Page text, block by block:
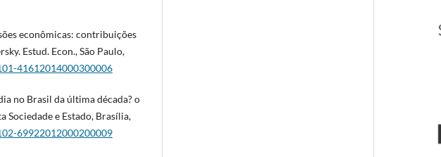
econômicas: contribuições
Estud. Econ., São Paulo,
41612014000300006
no Brasil da última década? o
Sociedade e Estado, Brasília,
69922012000200009